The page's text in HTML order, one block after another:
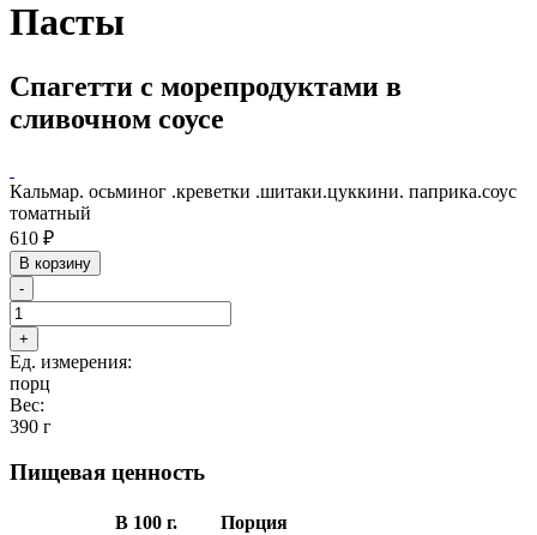
Пасты
Спагетти с морепродуктами в
сливочном соусе
Кальмар. осьминог .креветки .шитаки.цуккини. паприка.соус
томатный
610 ₽
В корзину
-
+
Ед. измерения:
порц
Вес:
390 г
Пищевая ценность
В 100 г.
Порция